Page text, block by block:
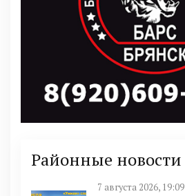
Районные новости
7 августа 2026, 19:09